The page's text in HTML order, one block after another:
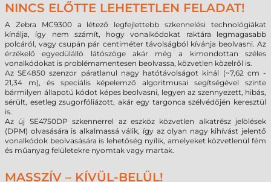
NINCS ELŐTTE LEHETETLEN FELADAT!
A Zebra MC9300 a létező legfejlettebb szkennelési technológiákat
kínálja, így nem számít, hogy vonalkódokat raktára legmagasabb
polcáról, vagy csupán pár centiméter távolságból kívánja beolvasni. Az
érzékelő egyedülálló látószöge akár még a kimondottan széles
vonalkódokat is problémamentesen beolvassa, közvetlen közelről is.
Az SE4850 szenzor páratlanul nagy hatótávolságot kínál (~7,62 cm -
21,34 m), és speciális képelemző algoritmusai segítségével szinte
bármilyen állapotú kódot képes beolvasni, legyen az szennyezett, hibás,
sérült, esetleg zsugorfóliázott, akár egy targonca szélvédőjén keresztül
is.
Az új SE4750DP szkennerrel az eszköz közvetlen alkatrész jelölések
(DPM) olvasására is alkalmassá válik, így az olyan nagy kihívást jelentő
vonalkódok beolvasására is lehetőség nyílik, amelyeket közvetlenül fém
és műanyag felületekre nyomtak vagy martak.
MASSZÍV – KÍVÜL-BELÜL!